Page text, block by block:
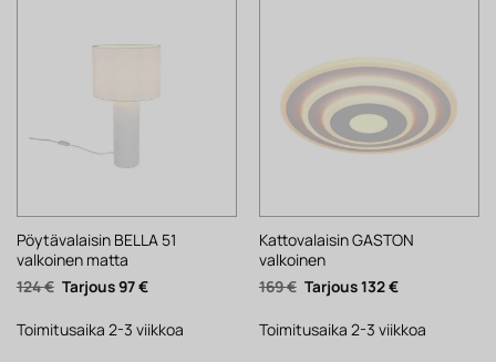
Pöytävalaisin BELLA 51
valkoinen matta
124€ Alkuperäinen
hinta
124 €.
97€Nykyinen
97 €.
Toimitusaika 2-3 viikkoa
Kattovalaisin GASTON
valkoinen
169€ Alkuperäinen
hinta
169 €.
132€Nykyinen
132 €.
Toimitusaika 2-3 viikkoa